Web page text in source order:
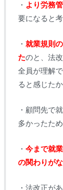
・ より労務
要になると
・ 就業規則
たのと、法
全員が理解
ると感じたか
・顧問先で
多かったため
・ 今まで就
の関わりが
・法改正が